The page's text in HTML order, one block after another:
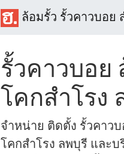
ล้อมรั้ว รั้วคาวบอย
รั้วคาวบอย
โคกสำโรง
จำหน่าย ติดตั้ง รั้วคาว
โคกสำโรง ลพบุรี และ